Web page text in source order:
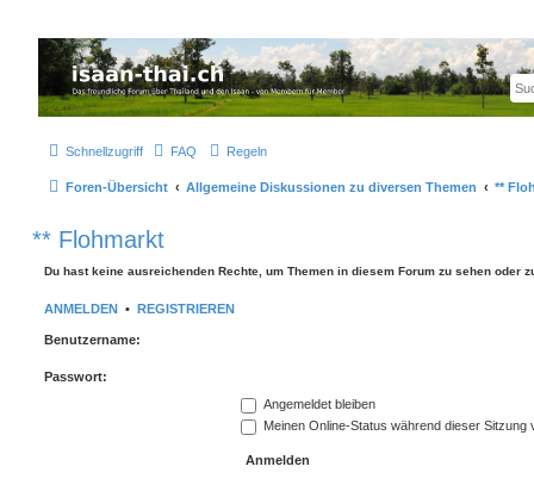
Thailand & Isaan Forum - isaan-thai.ch
Das freundliche Forum über Thailand und den Isaan - von Membern für Member
Schnellzugriff FAQ Regeln
Foren-Übersicht Allgemeine Diskussionen zu diversen Themen **
** Flohmarkt
Du hast keine ausreichenden Rechte, um Themen in diesem Forum zu sehen oder
ANMELDEN • REGISTRIEREN
Benutzername:
Passwort:
Angemeldet bleiben
Meinen Online-Status während dieser Sitzung